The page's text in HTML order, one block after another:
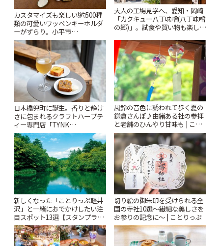
カスタマイズも楽しい!約500種
類の可愛いワッペンキーホルダ
ーがずらり。小平市
「Kimamaya T&K」 | ことりっ
ぷ
大人の工場見学へ、愛知・岡崎
「カクキュー八丁味噌(八丁味噌
の郷)」。試食や買い物も楽しみ
日本橋兜町に誕生。香りと静け
さに包まれるクラフトハーブテ
ィー専門店「TYNK
Kabutocho」 | ことりっぷ
風鈴の音色に誘われて歩く夏の
鎌倉さんぽ♪由緒ある社の参拝
と老舗のひんやり甘味も | こと
りっぷ
新しくなった「ことりっぷ軽井
沢」と一緒におでかけしたい注
目スポット13選【スタンプラリ
ー開催中】 | ことりっぷ
切り絵の御朱印を受けられる全
国の寺社10選〜繊細な美しさを
お参りの記念に〜 | ことりっぷ